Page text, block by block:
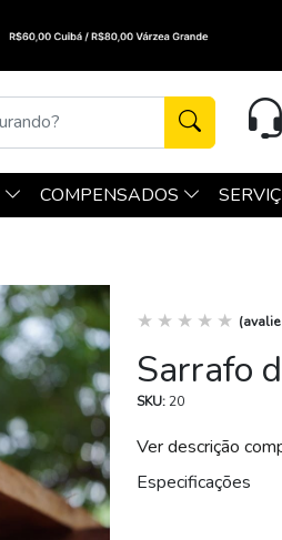
COMPENSADOS
Sarrafo
SKU:20
Ver descrição
Especificações